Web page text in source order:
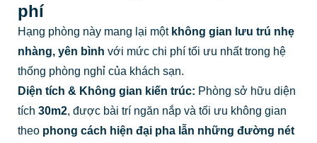
phí
Hạng phòng này mang lại mộtkhông gian lưu trú nhẹ
nhàng, yên bình với mức chi phí tối ưu nhất trong hệ
thống phòng nghỉ của khách sạn.
Diện tích & Không gian kiến trúc: Phòng sở hữu diện
tích 30m2, được bài trí ngăn nắp và tối ưu không gian
theo phong cách hiện đại pha lẫn những đường nét